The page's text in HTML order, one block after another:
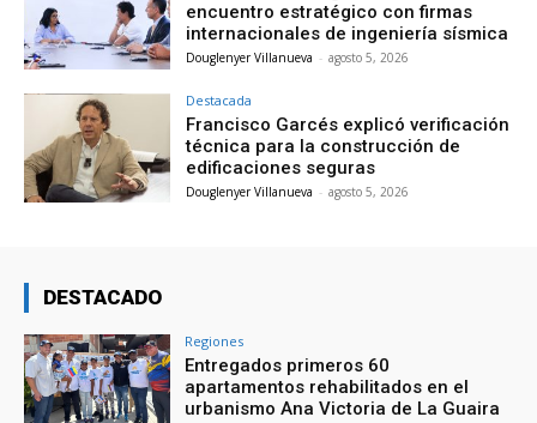
encuentro estratégico con firmas
internacionales de ingeniería sísmica
Douglenyer Villanueva - agosto 5, 2026
Destacada
Francisco Garcés explicó verificación
técnica para la construcción de
edificaciones seguras
Douglenyer Villanueva - agosto 5, 2026
DESTACADO
Regiones
Entregados primeros 60
apartamentos rehabilitados en el
urbanismo Ana Victoria de La Guaira